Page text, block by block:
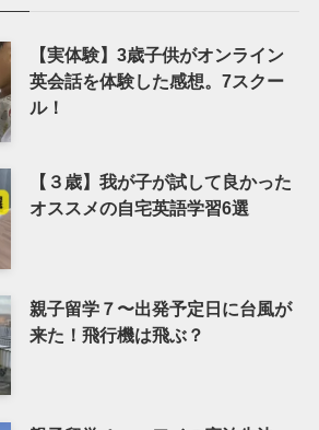
【実体験】3歳子供がオンライン
英会話を体験した感想。7スクー
ル！
【３歳】我が子が試して良かった
オススメの自宅英語学習6選
親子留学７〜出発予定日に台風が
来た！飛行機は飛ぶ？